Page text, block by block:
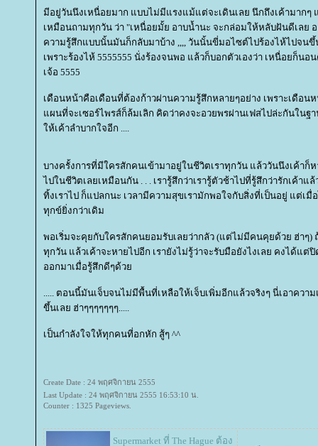
มีอยู่วันนึงเหนื่อยมาก แบบไม่มีแรงแม้แต่จะเดินเลย นึกถึงเค้ามากๆ
เหมือนถามทุกวัน ว่า "เหนื่อยมั้ย อาบน้ำนะ จะกล่อมให้หลับฝันดีเลย
ความรู้สึกแบบนั้นมันก็กลับมาบ้าง ,,,, วันนั้นขี่มอไซต์ไปร้องไห้ไปจน
เพราะร้องไห้ 5555555 นั่งร้องจนพอ แล้วก็บอกตัวเองว่า เหนื่อยก็น
เจ้อ 5555
เดือนหน้าคือเดือนที่ต้องก้าวผ่านความรู้สึกหลายๆอย่าง เพราะเดือนห
ผนที่จะเซอร์ไพรส์ก็ล้มเลิก คิดว่าคงจะอวยพรผ่านเฟสไปล่ะกันในฐ
ห้เค้าลำบากใจอีก ....
บางครั้งการที่มีใครสักคนเข้ามาอยู่ในชีวิตเราทุกวัน แล้ววันนึงเค้าก็
ไปในชีวิตเลยเหมือนกัน . . . เรารู้สึกว่าเรารู้ตัวช้าไปที่รู้สึกว่ารักเค้าแล้
ทิ้งเราไป ก็แปลกนะ เวลามีความสุขเรามักพอใจกับสิ่งที่เป็นอยู่ แต่เ
ทุกข์ยิ่งกว่าเดิม
พอเริ่มจะคุยกับใครสักคนยอมรับเลยว่ากลัว (แต่ไม่มีคนคุยด้วย ฮ่าๆ)
ทุกวัน แล้วเค้าจะหายไปอีก เรายังไม่รู้ว่าจะรับมือยังไงเลย คงได้แต่
ออกมาเมื่อรู้สึกดีๆด้ว
..... ตอนนี้มันเจ็บจนไม่มีพื้นที่เหลือให้เจ็บเพิ่มอีกแล้วจริงๆ นี่เอาควา
ขึ้นเลย ฮ่าๆๆๆๆๆๆๆ.....
เป็นกำลังใจให้ทุกคนที่อกหัก สู้ๆ ^^
Create Date : 24 พฤศจิกายน 2555
Last Update : 24 พฤศจิกายน 2555 16:53:10 น.
Counter : 1325 Pageviews.
Supermarket ที่ The Hague ต้อง